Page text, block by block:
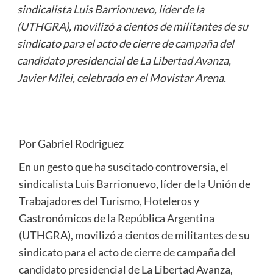
sindicalista Luis Barrionuevo, líder de la
(UTHGRA), movilizó a cientos de militantes de su
sindicato para el acto de cierre de campaña del
candidato presidencial de La Libertad Avanza,
Javier Milei, celebrado en el Movistar Arena.
Por Gabriel Rodriguez
En un gesto que ha suscitado controversia, el
sindicalista Luis Barrionuevo, líder de la Unión de
Trabajadores del Turismo, Hoteleros y
Gastronómicos de la República Argentina
(UTHGRA), movilizó a cientos de militantes de su
sindicato para el acto de cierre de campaña del
candidato presidencial de La Libertad Avanza,